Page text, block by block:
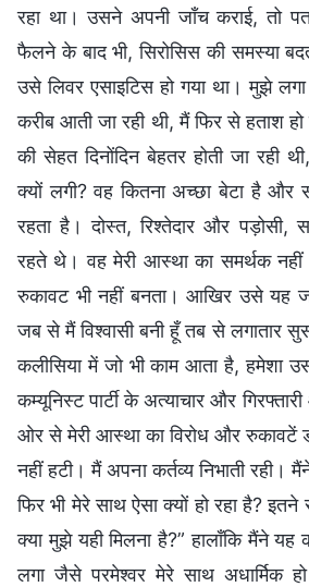
रहा था। उसने अपनी जाँच कराई, तो
फैलने के बाद भी, सिरोसिस की समस्या
उसे लिवर एसाइटिस हो गया था। मुझे
करीब आती जा रही थी, मैं फिर से हताश
की सेहत दिनोंदिन बेहतर होती जा रही
क्यों लगी? वह कितना अच्छा बेटा है
रहता है। दोस्त, रिश्तेदार और पड़ोसी,
रहते थे। वह मेरी आस्था का समर्थक नहीं
रुकावट भी नहीं बनता। आखिर उसे यह
जब से मैं विश्वासी बनी हूँ तब से लगातार
कलीसिया में जो भी काम आता है, हमेशा
कम्यूनिस्ट पार्टी के अत्याचार और
ओर से मेरी आस्था का विरोध और रुकावटें
नहीं हटी। मैं अपना कर्तव्य निभाती रही।
फिर भी मेरे साथ ऐसा क्यों हो रहा है?
क्या मुझे यही मिलना है?” हालाँकि मैंने
लगा जैसे परमेश्वर मेरे साथ अधार्मिक